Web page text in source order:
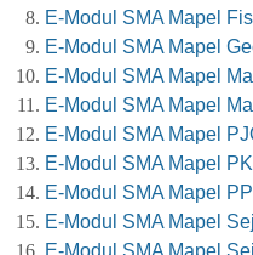
E-Modul SMA Mapel
E-Modul SMA Mapel
E-Modul SMA Mapel
E-Modul SMA Mapel
E-Modul SMA Mapel
E-Modul SMA Mapel
E-Modul SMA Mapel
E-Modul SMA Mapel
E-Modul SMA Mapel